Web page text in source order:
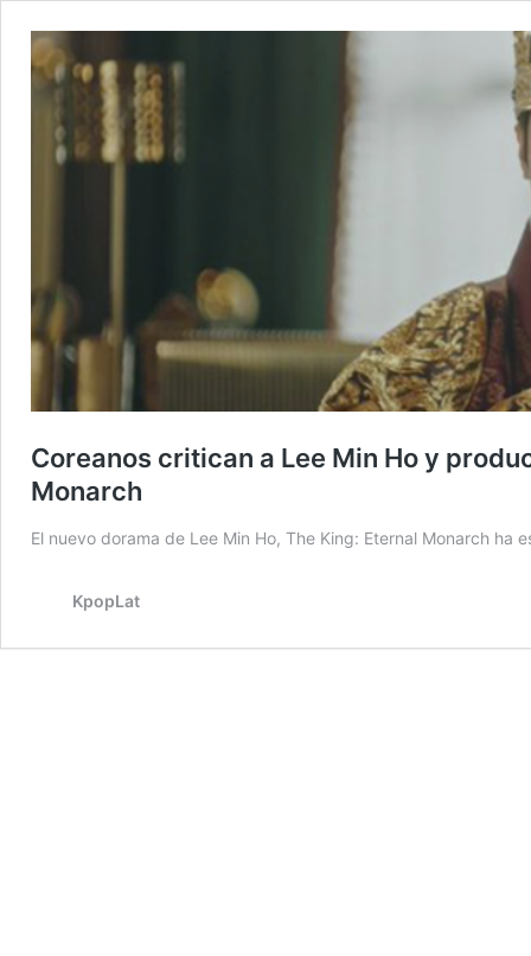
Coreanos critican a Lee Min Ho y
Monarch
El nuevo dorama de Lee Min Ho, The King: Eternal Monarch
KpopLat